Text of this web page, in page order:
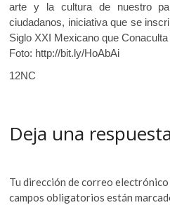
arte y la cultura de nuestro
ciudadanos, iniciativa que se
Siglo XXI Mexicano que
Foto: http://bit.ly/HoAbAi
12NC
Deja una
Tu dirección de correo
campos obligatorios están